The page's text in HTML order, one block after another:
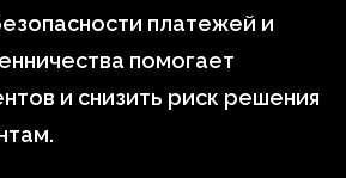
платежей и
помогает
и снизить риск решения